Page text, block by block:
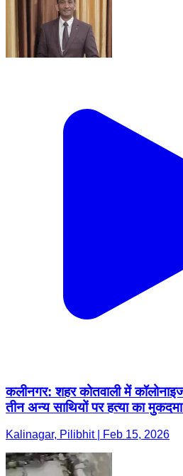
कलीनगर: शहर कोतवाली में
तीन अन्य साथियों पर हत्या का
Kalinagar, Pilibhit | Feb 15, 2026